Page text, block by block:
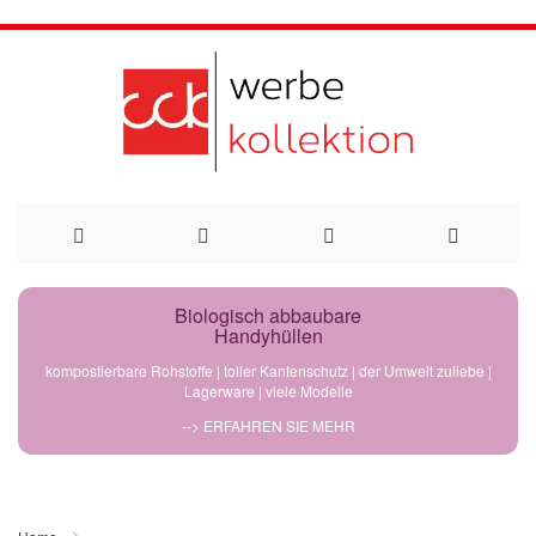
Direkt
Biologisch abbaubare
Handyhüllen
kompostierbare Rohstoffe | toller Kantenschutz | der Umwelt zuliebe |
Lagerware | viele Modelle
--> ERFAHREN SIE MEHR